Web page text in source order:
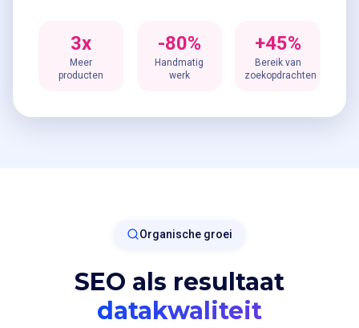
3x
Meer
producten
-80%
Handmatig
werk
+45%
Bereik van
zoekopdrachten
Organische groei
SEO als resultaat
datakwaliteit